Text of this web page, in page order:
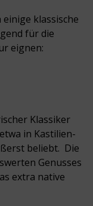
klassische
für die
eignen:
Klassiker
in Kastilien-
beliebt. Die
Genusses
extra native